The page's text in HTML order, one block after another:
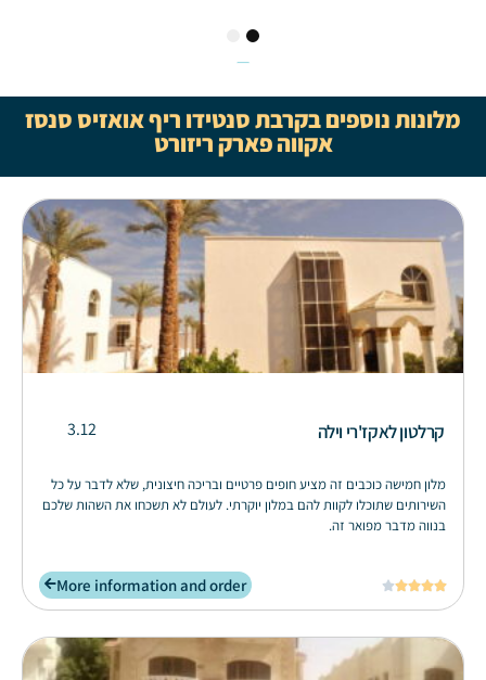
מלונות נוספים בקרבת סנטידו ריף אואזיס סנסז
אקווה פארק ריזורט
קרלטון לאקז'רי וילה 3.12
מלון חמישה כוכבים זה מציע חופים פרטיים ובריכה חיצונית, שלא לדבר על כל
השירותים שתוכלו לקוות להם במלון יוקרתי. לעולם לא תשכחו את השהות שלכם
בנווה מדבר מפואר זה.





More information and order